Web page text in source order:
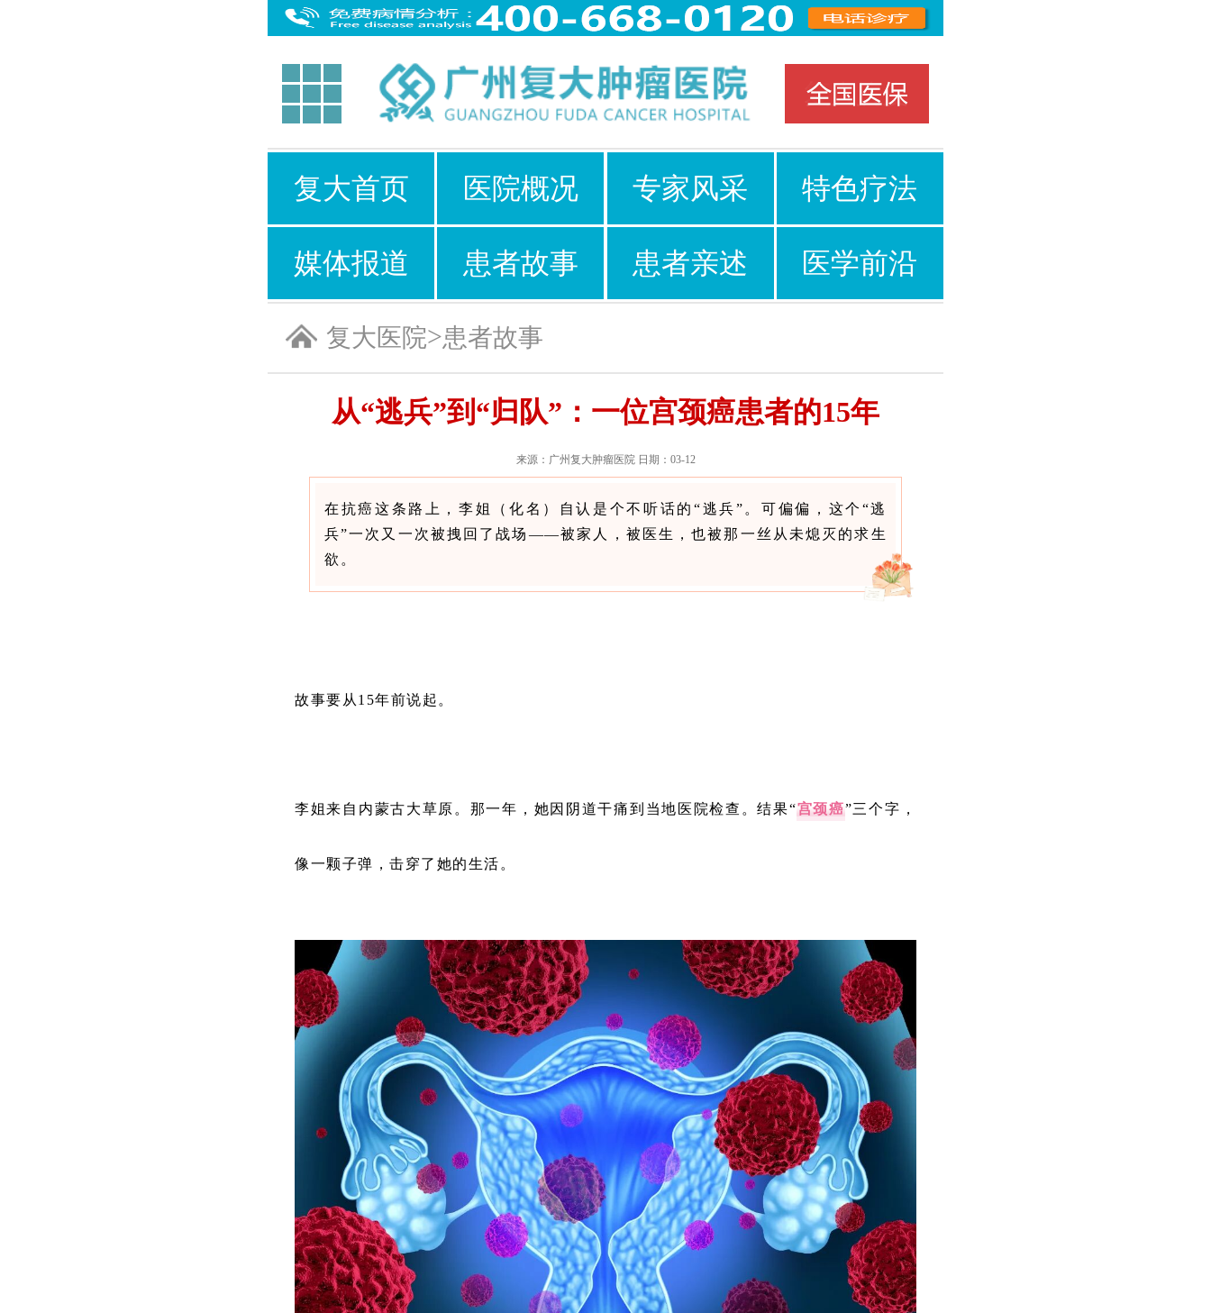
复大首页 医院概况 专家风采 特色疗法
媒体报道 患者故事 患者亲述 医学前沿
复大医院>患者故事
从“逃兵”到“归队”：一位宫颈癌患者的15年
来源：广州复大肿瘤医院 日期：03-12
在抗癌这条路上，李姐（化名）自认是个不听话的“逃兵”。可偏偏，这个“逃
兵”一次又一次被拽回了战场——被家人，被医生，也被那一丝从未熄灭的求生
欲。
故事要从15年前说起。
李姐来自内蒙古大草原。那一年，她因阴道干痛到当地医院检查。结果“宫颈癌”三个字，
像一颗子弹，击穿了她的生活。